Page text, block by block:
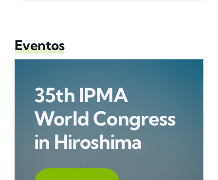
Eventos
35th IPMA
World Congress
in Hiroshima